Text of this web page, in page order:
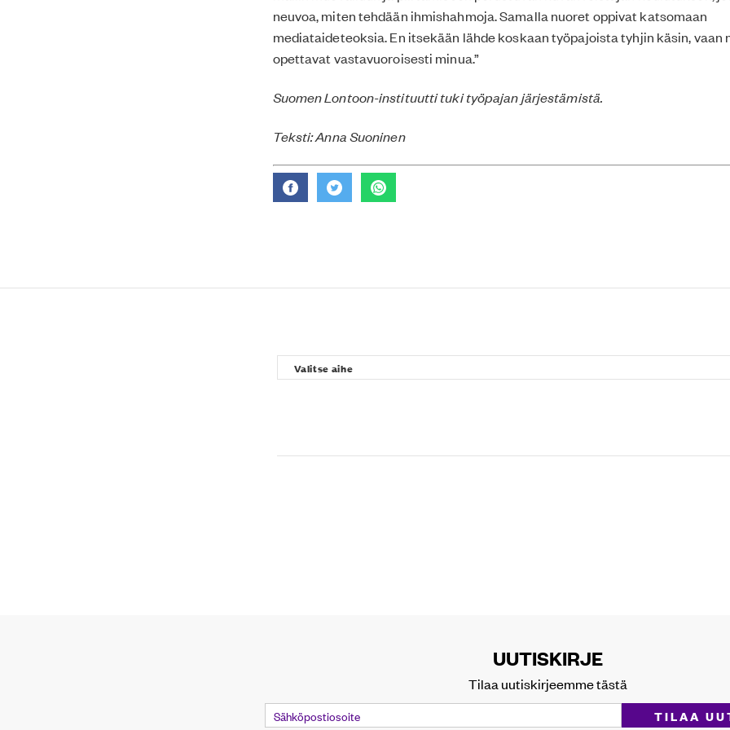
neuvoa, miten tehdään ihmishahmoja. Samalla nuoret oppivat katsomaan
mediataideteoksia. En itsekään lähde koskaan työpajoista tyhjin käsin, vaan
opettavat vastavuoroisesti minua.”
Suomen Lontoon-instituutti tuki työpajan järjestämistä.
Teksti: Anna Suoninen
UUTISKIRJE
Tilaa uutiskirjeemme tästä